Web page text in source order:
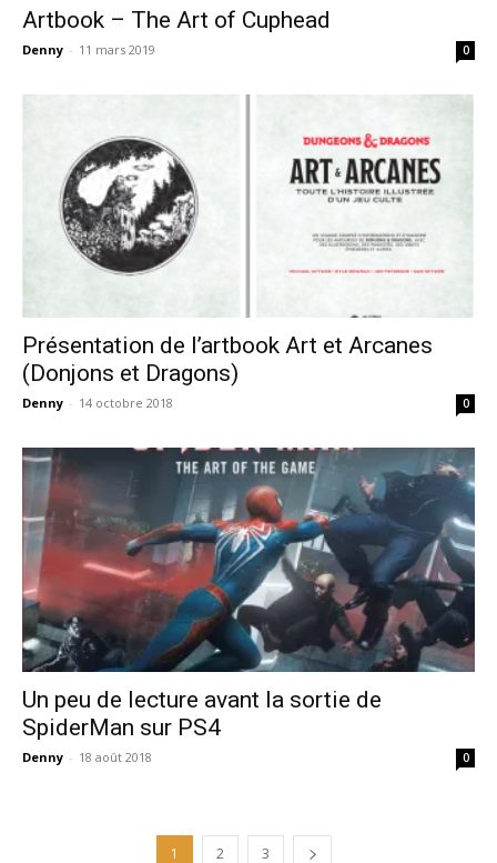
Artbook – The Art of Cuphead
Denny - 11 mars 2019 0
Présentation de l’artbook Art et Arcanes
(Donjons et Dragons)
Denny - 14 octobre 2018 0
Un peu de lecture avant la sortie de
SpiderMan sur PS4
Denny - 18 août 2018 0
1 2 3